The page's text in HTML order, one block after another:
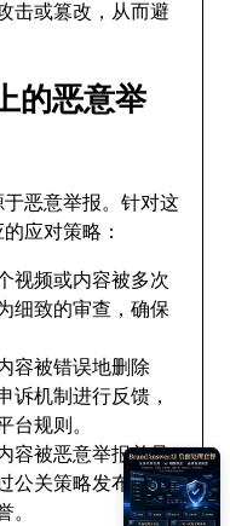
击或篡改，从而避
的恶意举
恶意举报。针对这
应对策略：
视频或内容被多次
细致的审查，确保
容被错误地删除
诉机制进行反馈，
规则。
容被恶意举报并且
公关策略发布声明